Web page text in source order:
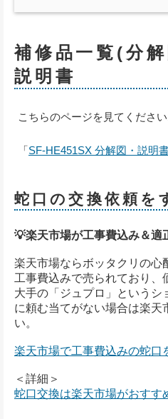
補修品一覧(分
説明書
こちらのページを見てください
「SF-HE451SX 分解図・説明
蛇口の交換依頼を
💡楽天市場が工事費込み＆適
楽天市場ならボッタクリの心
工事費込みで売られており、
大手の「ジュプロ」というシ
に頼む当てがない場合は楽天
い。
楽天市場で工事費込みの蛇口
＜詳細＞
蛇口交換は楽天市場がおすす